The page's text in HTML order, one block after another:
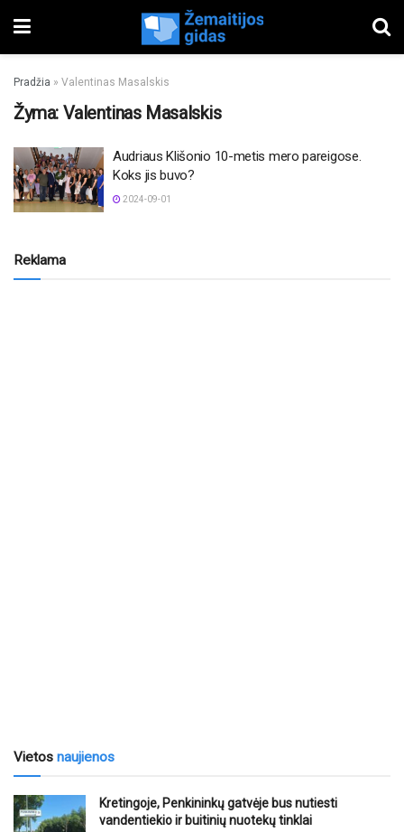
Pradžia » Valentinas Masalskis
Žyma: Valentinas Masalskis
Audriaus Klišonio 10-metis mero pareigose.
Koks jis buvo?
2024-09-01
Reklama
Vietos naujienos
Kretingoje, Penkininkų gatvėje bus nutiesti
vandentiekio ir buitinių nuotekų tinklai